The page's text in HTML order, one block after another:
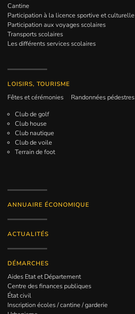
Cantine
Participation à la licence sportive et culturelle
Participation aux voyages scolaires
Transports scolaires
Les différents services scolaires
LOISIRS, TOURISME
Fêtes et cérémonies
Randonnées pédestres
Club de golf
Club house
Club nautique
Club de voile
Terrain de foot
ANNUAIRE ÉCONOMIQUE
ACTUALITÉS
DÉMARCHES
Aides Etat et Département
Centre des finances publiques
État civil
Inscription écoles / cantine / garderie